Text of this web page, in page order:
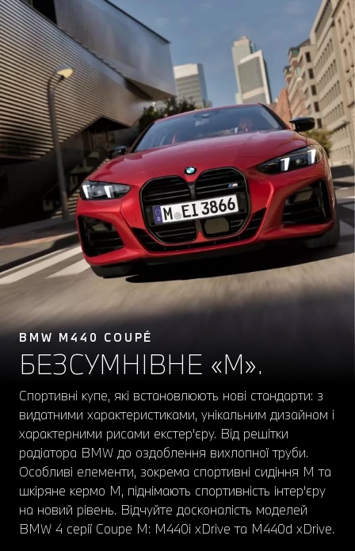
BMW M440 COUPÉ
БЕЗСУМНІВНЕ «М».
Спортивні купе, які встановлюють нові стандарти: з
видатними характеристиками, унікальним дизайном і
характерними рисами екстер'єру. Від решітки
радіатора BMW до оздоблення вихлопної труби.
Особливі елементи, зокрема спортивні сидіння M та
шкіряне кермо M, піднімають спортивність інтер'єру
на новий рівень. Відчуйте досконалість моделей
BMW 4 серії Coupе M: M440i xDrive та M440d xDrive.